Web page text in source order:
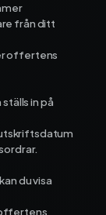
från ditt
offertens
in på
du visa